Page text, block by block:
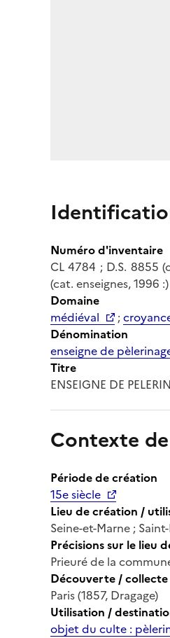
Numéro d'inventaire
CL 4784 ; D.S. 8855
(cat. enseignes, 1996 :)
Domaine
médiéval
;
Dénomination
enseigne de
Titre
ENSEIGNE DE
Contexte
Période de création
15e siècle
Lieu de création /
Seine-et-Marne ;
Précisions sur le lieu
Prieuré de la
Découverte / collecte
Paris (1857, Dragage)
Utilisation /
objet du culte :